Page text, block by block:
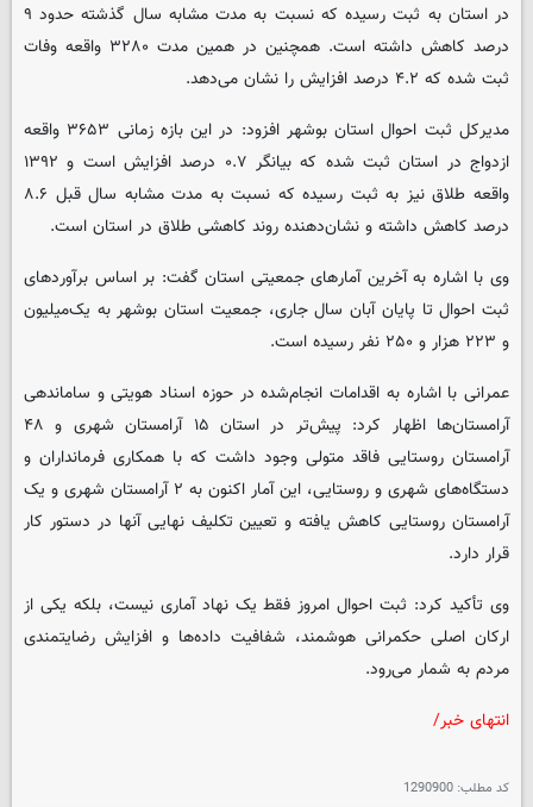
در استان به ثبت رسیده که نسبت به مدت مشابه سال گذشته حدود ۹
درصد کاهش داشته است. همچنین در همین مدت ۳۲۸۰ واقعه وفات
ثبت شده که ۴.۲ درصد افزایش را نشان می‌دهد.
مدیرکل ثبت احوال استان بوشهر افزود: در این بازه زمانی ۳۶۵۳ واقعه
ازدواج در استان ثبت شده که بیانگر ۰.۷ درصد افزایش است و ۱۳۹۲
واقعه طلاق نیز به ثبت رسیده که نسبت به مدت مشابه سال قبل ۸.۶
درصد کاهش داشته و نشان‌دهنده روند کاهشی طلاق در استان است.
وی با اشاره به آخرین آمارهای جمعیتی استان گفت: بر اساس برآوردهای
ثبت احوال تا پایان آبان سال جاری، جمعیت استان بوشهر به یک‌میلیون
و ۲۲۳ هزار و ۲۵۰ نفر رسیده است.
عمرانی با اشاره به اقدامات انجام‌شده در حوزه اسناد هویتی و ساماندهی
آرامستان‌ها اظهار کرد: پیش‌تر در استان ۱۵ آرامستان شهری و ۴۸
آرامستان روستایی فاقد متولی وجود داشت که با همکاری فرمانداران و
دستگاه‌های شهری و روستایی، این آمار اکنون به ۲ آرامستان شهری و یک
آرامستان روستایی کاهش یافته و تعیین تکلیف نهایی آنها در دستور کار
قرار دارد.
وی تأکید کرد: ثبت احوال امروز فقط یک نهاد آماری نیست، بلکه یکی از
ارکان اصلی حکمرانی هوشمند، شفافیت داده‌ها و افزایش رضایتمندی
مردم به شمار می‌رود.
انتهای خبر/
کد مطلب: 1290900